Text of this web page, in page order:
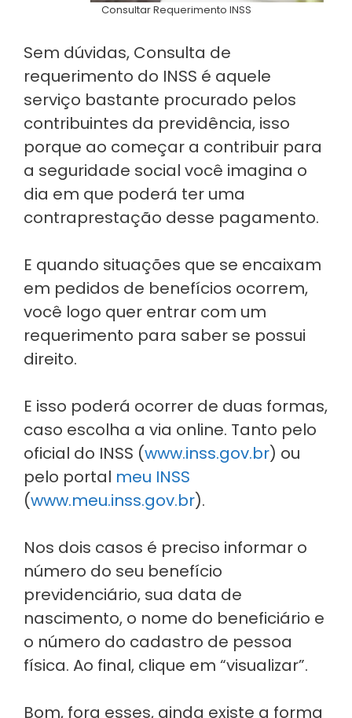
Consultar Requerimento INSS
Sem dúvidas, Consulta de
requerimento do INSS é aquele
serviço bastante procurado pelos
contribuintes da previdência, isso
porque ao começar a contribuir para
a seguridade social você imagina o
dia em que poderá ter uma
contraprestação desse pagamento.
E quando situações que se encaixam
em pedidos de benefícios ocorrem,
você logo quer entrar com um
requerimento para saber se possui
direito.
E isso poderá ocorrer de duas formas,
caso escolha a via online. Tanto pelo
oficial do INSS (www.inss.gov.br) ou
pelo portal meu INSS
(www.meu.inss.gov.br).
Nos dois casos é preciso informar o
número do seu benefício
previdenciário, sua data de
nascimento, o nome do beneficiário e
o número do cadastro de pessoa
física. Ao final, clique em “visualizar”.
Bom, fora esses, ainda existe a forma